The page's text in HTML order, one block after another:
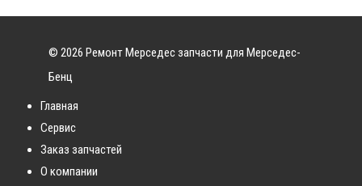
© 2026 Ремонт Мерседес запчасти для Мерседес-
Бенц
Главная
Сервис
Заказ запчастей
О компании